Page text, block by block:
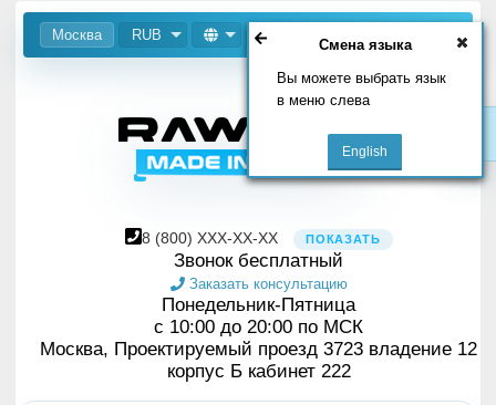
Москва RUB
Смена языка
Вы можете выбрать язык
в меню слева
8 (800) XXX-XX-XX ПОКАЗАТЬ
Звонок бесплатный
Заказать консультацию
Понедельник-Пятница
с 10:00 до 20:00 по МСК
Москва, Проектируемый проезд 3723 владение 12
корпус Б кабинет 222